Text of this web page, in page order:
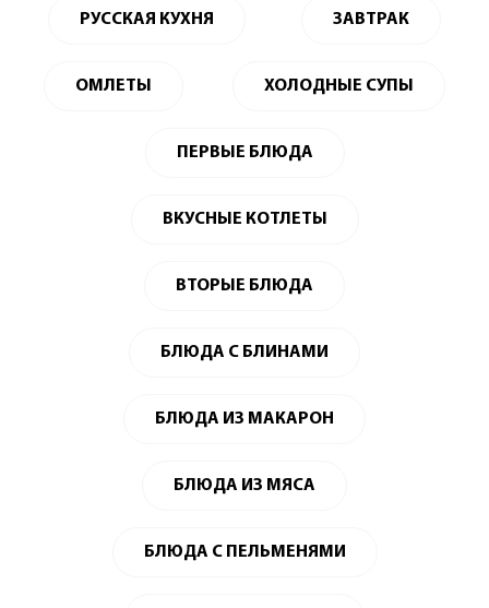
РУССКАЯ КУХНЯ ЗАВТРАК
ОМЛЕТЫ ХОЛОДНЫЕ СУПЫ
ПЕРВЫЕ БЛЮДА
ВКУСНЫЕ КОТЛЕТЫ
ВТОРЫЕ БЛЮДА
БЛЮДА С БЛИНАМИ
БЛЮДА ИЗ МАКАРОН
БЛЮДА ИЗ МЯСА
БЛЮДА С ПЕЛЬМЕНЯМИ